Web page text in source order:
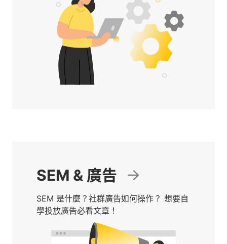
SEM & 廣告
SEM 是什麼？社群廣告如何操作？ 想要自
學投放廣告必看文章！